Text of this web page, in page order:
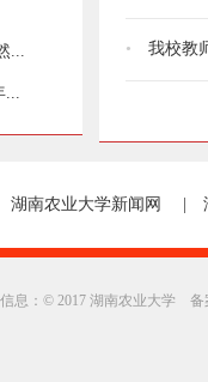
...
...
• 我校教
湖南农业大学新闻网
息：© 2017 湖南农业大学 备